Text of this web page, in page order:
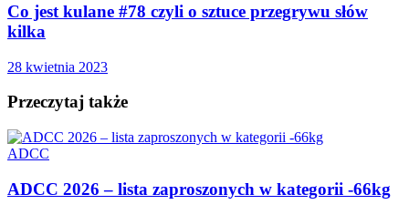
Co jest kulane #78 czyli o sztuce przegrywu słów
kilka
28 kwietnia 2023
Przeczytaj także
ADCC
ADCC 2026 – lista zaproszonych w kategorii -66kg